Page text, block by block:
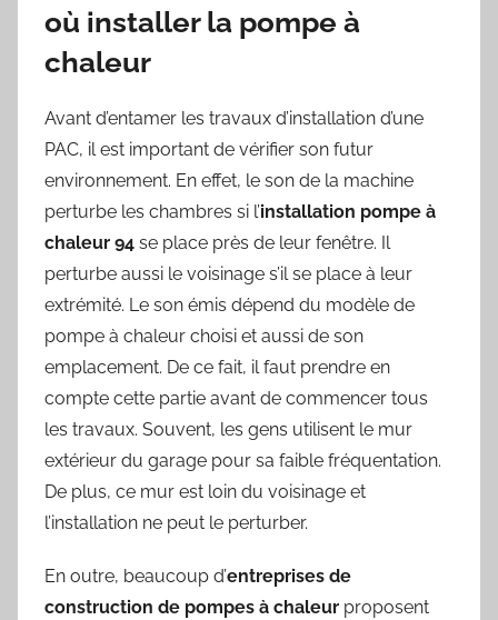
où installer la pompe à
chaleur
Avant d’entamer les travaux d’installation d’une
PAC, il est important de vérifier son futur
environnement. En effet, le son de la machine
perturbe les chambres si l’installation pompe à
chaleur 94 se place près de leur fenêtre. Il
perturbe aussi le voisinage s’il se place à leur
extrémité. Le son émis dépend du modèle de
pompe à chaleur choisi et aussi de son
emplacement. De ce fait, il faut prendre en
compte cette partie avant de commencer tous
les travaux. Souvent, les gens utilisent le mur
extérieur du garage pour sa faible fréquentation.
De plus, ce mur est loin du voisinage et
l’installation ne peut le perturber.
En outre, beaucoup d’entreprises de
construction de pompes à chaleur proposent